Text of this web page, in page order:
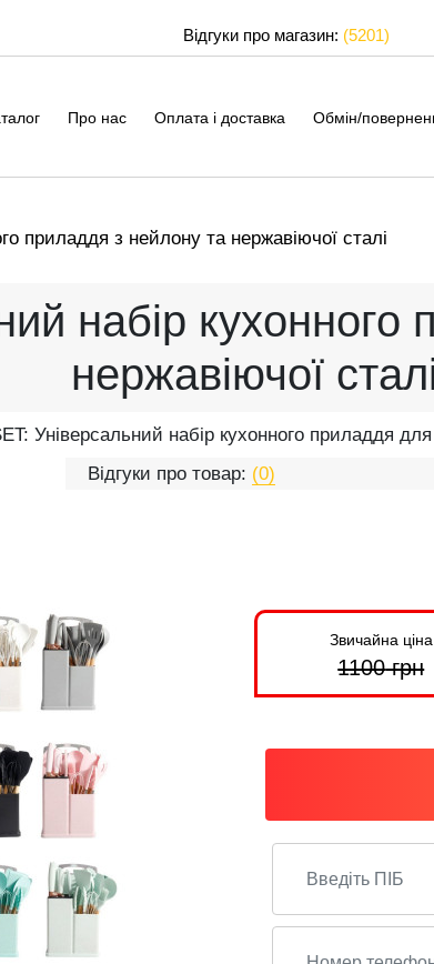
Відгуки про магазин: (5201)
Про нас Оплата і доставка Обмін/
приладдя з нейлону та нержавіючої сталі
набір
нержавіючої
Універсальний набір кухонного приладдя для
Відгуки про товар: (0)
Звичайна ціна
1100грн